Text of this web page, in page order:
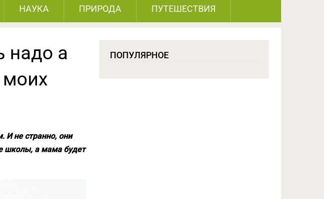
НАУКА ПРИРОДА ПУТЕШЕСТВИЯ
надо а
моих
И не странно, они
школы, а мама будет
ПОПУЛЯРНОЕ